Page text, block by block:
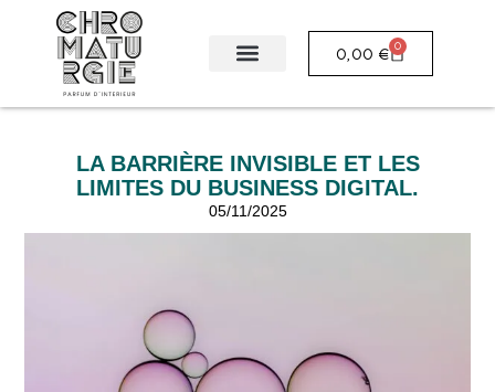
0,00 € 0
LA BARRIÈRE INVISIBLE ET LES
LIMITES DU BUSINESS DIGITAL.
05/11/2025